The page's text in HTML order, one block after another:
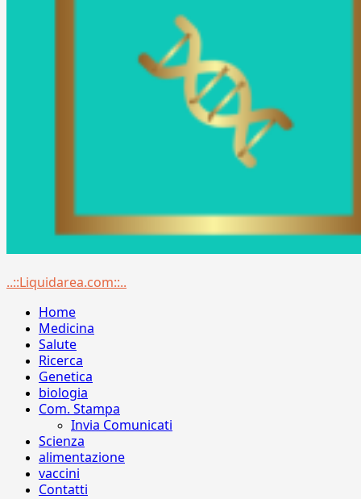
Menu
..::Liquidarea.com::..
Home
Medicina
Salute
Ricerca
Genetica
biologia
Com. Stampa
Invia Comunicati
Scienza
alimentazione
vaccini
Contatti